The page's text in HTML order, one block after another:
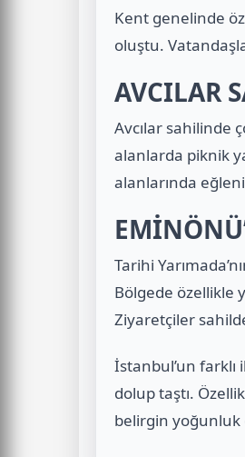
Kent genelinde
oluştu.
AVCILAR
Avcılar sahilinde
alanlarda piknik
alanlarında
Tarihi
Bölgede özellikle
Ziyaretçiler
İstanbul’un
dolup taştı.
belirgin yoğunluk